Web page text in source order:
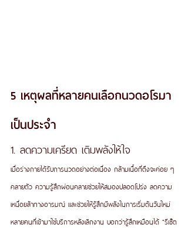
5 เหตุผลที่หลายคนเลือกนวดอโรมา
เป็นประจำ
1. ลดความเครียด เติมพลังให้ใจ
เมื่อร่างกายได้รับการนวดอย่างต่อเนื่อง กล้ามเนื้อที่ตึงจะค่อย ๆ
คลายตัว ความรู้สึกผ่อนคลายช่วยให้สมองปลอดโปร่ง ลดความ
เหนื่อยล้าทางอารมณ์ และช่วยให้รู้สึกมีพลังในการเริ่มต้นวันใหม่
หลายคนที่เข้ามาใช้บริการหลังเลิกงาน บอกว่ารู้สึกเหมือนได้ "รีเซ็ต